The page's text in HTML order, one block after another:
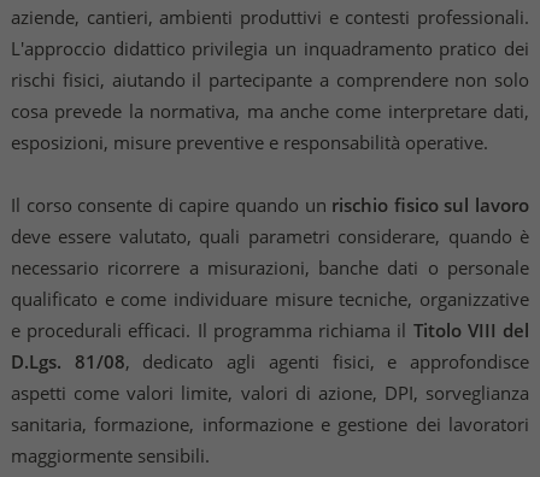
aziende, cantieri, ambienti produttivi e contesti professionali.
L'approccio didattico privilegia un inquadramento pratico dei
rischi fisici, aiutando il partecipante a comprendere non solo
cosa prevede la normativa, ma anche come interpretare dati,
esposizioni, misure preventive e responsabilità operative.
Il corso consente di capire quando un rischio fisico sul lavoro
deve essere valutato, quali parametri considerare, quando è
necessario ricorrere a misurazioni, banche dati o personale
qualificato e come individuare misure tecniche, organizzative
e procedurali efficaci. Il programma richiama il Titolo VIII del
D.Lgs. 81/08, dedicato agli agenti fisici, e approfondisce
aspetti come valori limite, valori di azione, DPI, sorveglianza
sanitaria, formazione, informazione e gestione dei lavoratori
maggiormente sensibili.